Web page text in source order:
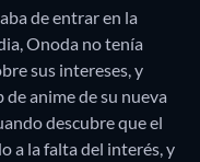
de entrar en la
Onoda no tenía
sus intereses, y
anime de su nueva
descubre que el
a la falta del interés, y